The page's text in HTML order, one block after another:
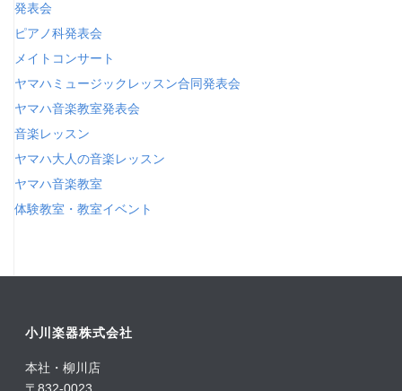
発表会
ピアノ科発表会
メイトコンサート
ヤマハミュージックレッスン合同発表会
ヤマハ音楽教室発表会
音楽レッスン
ヤマハ大人の音楽レッスン
ヤマハ音楽教室
体験教室・教室イベント
小川楽器株式会社
本社・柳川店